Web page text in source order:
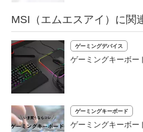
MSI（エムエスアイ）に関
ゲーミングデバイス
ゲーミングキーボー
ゲーミングキーボード
ゲーミングキーボー